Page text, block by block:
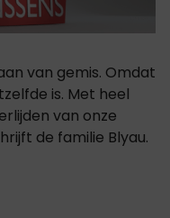
van gemis. Omdat
is. Met heel
van onze
de familie Blyau.